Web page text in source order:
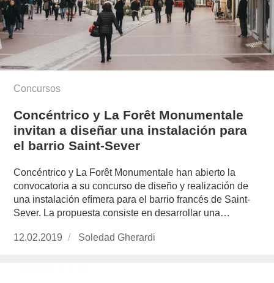
Concursos
Concéntrico y La Forêt Monumentale
invitan a diseñar una instalación para
el barrio Saint-Sever
Concéntrico y La Forêt Monumentale han abierto la
convocatoria a su concurso de diseño y realización de
una instalación efímera para el barrio francés de Saint-
Sever. La propuesta consiste en desarrollar una…
Publicado
12.02.2019
https://www.experimenta.es/author/soledad-
Soledad Gherardi